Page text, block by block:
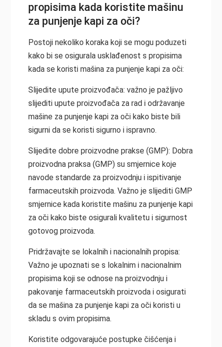
propisima kada koristite mašinu
za punjenje kapi za oči?
Postoji nekoliko koraka koji se mogu poduzeti
kako bi se osigurala usklađenost s propisima
kada se koristi mašina za punjenje kapi za oči:
Slijedite upute proizvođača: važno je pažljivo
slijediti upute proizvođača za rad i održavanje
mašine za punjenje kapi za oči kako biste bili
sigurni da se koristi sigurno i ispravno.
Slijedite dobre proizvodne prakse (GMP): Dobra
proizvodna praksa (GMP) su smjernice koje
navode standarde za proizvodnju i ispitivanje
farmaceutskih proizvoda. Važno je slijediti GMP
smjernice kada koristite mašinu za punjenje kapi
za oči kako biste osigurali kvalitetu i sigurnost
gotovog proizvoda.
Pridržavajte se lokalnih i nacionalnih propisa:
Važno je upoznati se s lokalnim i nacionalnim
propisima koji se odnose na proizvodnju i
pakovanje farmaceutskih proizvoda i osigurati
da se mašina za punjenje kapi za oči koristi u
skladu s ovim propisima.
Koristite odgovarajuće postupke čišćenja i